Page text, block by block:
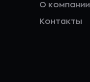
О компании
Контакты